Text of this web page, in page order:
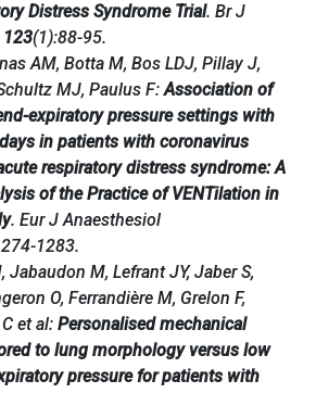
Distress Syndrome Trial. Br J
123(1):88-95.
AM, Botta M, Bos LDJ, Pillay J,
MJ, Paulus F:Association of
expiratory pressure settings with
in patients with coronavirus
respiratory distress syndrome: A
of the Practice of VENTilation in
. Eur J Anaesthesiol
1283.
M, Lefrant JY, Jaber S,
O, Ferrandière M, Grelon F,
et al: Personalised mechanical
to lung morphology versus low
pressure for patients with